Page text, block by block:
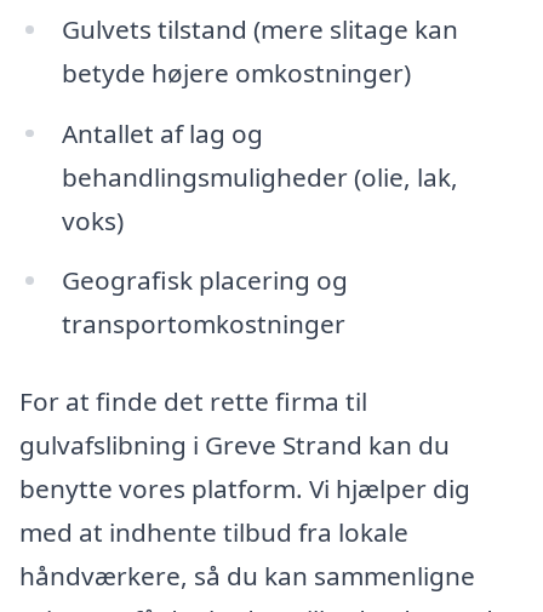
Gulvets tilstand (mere slitage kan
betyde højere omkostninger)
Antallet af lag og
behandlingsmuligheder (olie, lak,
voks)
Geografisk placering og
transportomkostninger
For at finde det rette firma til
gulvafslibning i Greve Strand kan du
benytte vores platform. Vi hjælper dig
med at indhente tilbud fra lokale
håndværkere, så du kan sammenligne